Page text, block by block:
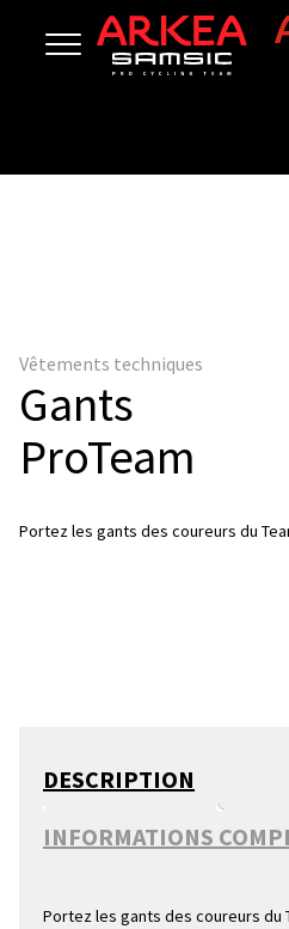
Vêtements techniques
Gants
ProTeam
Portez les gants des coureurs du
DESCRIPTION
INFORMATIONS
Portez les gants des coureurs du